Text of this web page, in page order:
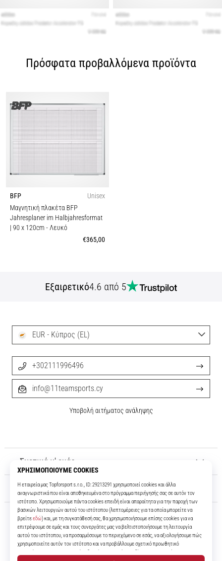
Πρόσφατα προβαλλόμενα προϊόντα
BFP
Unisex
Μαγνητική πλακέτα BFP
Jahresplaner im Halbjahresformat
| 90 x 120cm - Λευκό
€365,00
Εξαιρετικό4.6 από 5
11teamsports.cy
Για πάνω από 16 χρόνια είμαστε οι συμπαίκτες σας, προσφέροντάς σας
τα καλύτερα και πιο σύγχρονα ποδοσφαιρικά προϊόντα.
Σχετικά μ' εμάς
Εξυπηρέτηση πελατών
EUR - Κύπρος (EL)
+302111996496
info@11teamsports.cy
Υποβολή αιτήματος ανάληψης